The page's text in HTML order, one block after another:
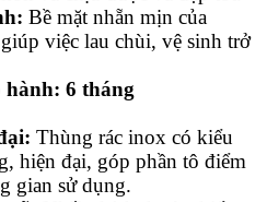
Bề mặt nhẵn mịn của
việc lau chùi, vệ sinh trở
6 tháng
Thùng rác inox có kiểu
hiện đại, góp phần tô điểm
gian sử dụng.